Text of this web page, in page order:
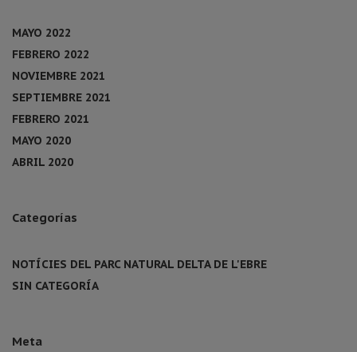
MAYO 2022
FEBRERO 2022
NOVIEMBRE 2021
SEPTIEMBRE 2021
FEBRERO 2021
MAYO 2020
ABRIL 2020
Categorías
NOTÍCIES DEL PARC NATURAL DELTA DE L'EBRE
SIN CATEGORÍA
Meta